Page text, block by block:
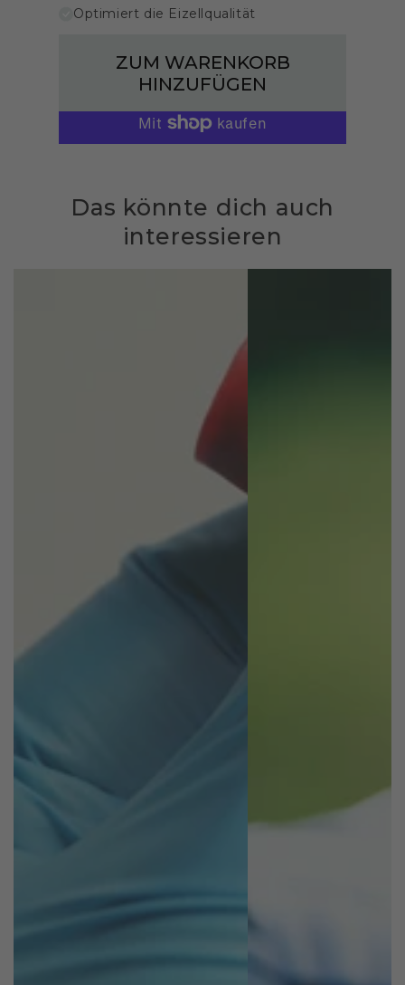
Optimiert die Eizellqualität
ZUM WARENKORB
HINZUFÜGEN
Das könnte dich auch
interessieren